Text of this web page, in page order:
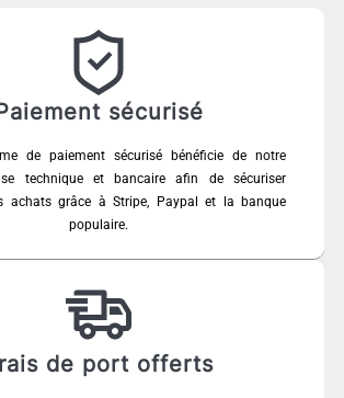
sécurisé
de paiement sécurisé bénéficie de notre
technique et bancaire afin de sécuriser
achats grâce à Stripe, Paypal et la banque
populaire.
de port offerts